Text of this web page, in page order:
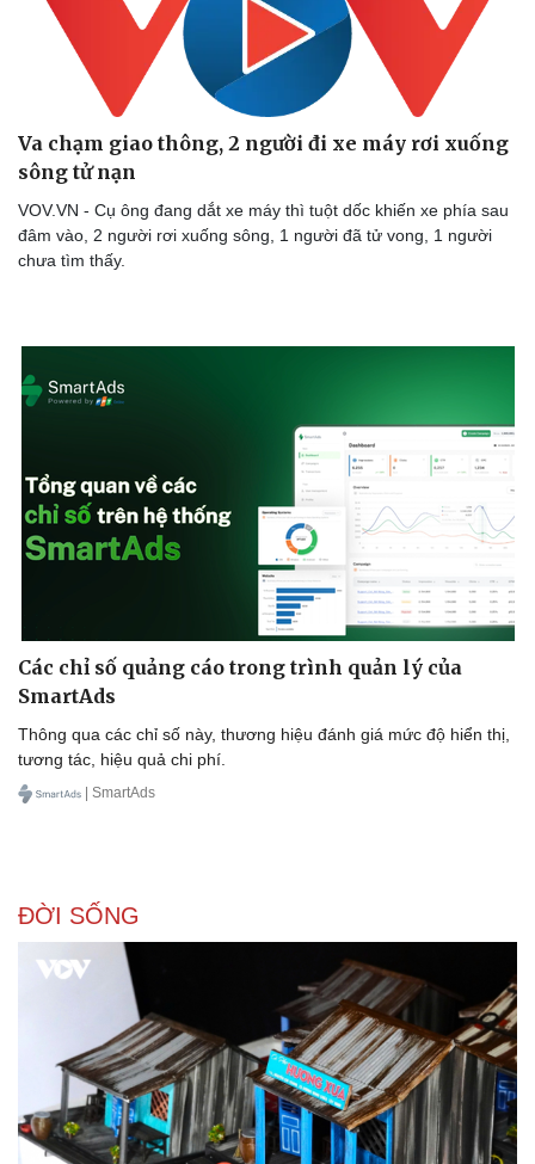
Thể thao
Bóng đá
Thế giới thể thao
eSports
Hậu trường
Ô tô - Xe máy
Tư vấn
Va chạm giao thông, 2 người đi xe máy rơi xuống
sông tử nạn
VOV.VN - Cụ ông đang dắt xe máy thì tuột dốc khiến xe phía sau
đâm vào, 2 người rơi xuống sông, 1 người đã tử vong, 1 người
chưa tìm thấy.
Các chỉ số quảng cáo trong trình quản lý của
SmartAds
Thông qua các chỉ số này, thương hiệu đánh giá mức độ hiển thị,
tương tác, hiệu quả chi phí.
| SmartAds
ĐỜI SỐNG